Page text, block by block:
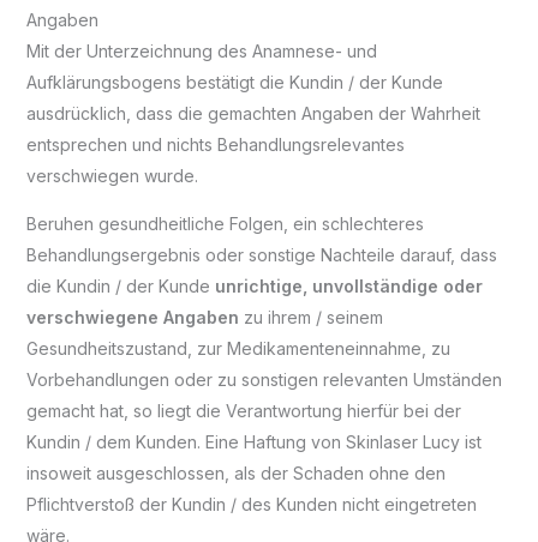
Angaben
Mit der Unterzeichnung des Anamnese- und
Aufklärungsbogens bestätigt die Kundin / der Kunde
ausdrücklich, dass die gemachten Angaben der Wahrheit
entsprechen und nichts Behandlungsrelevantes
verschwiegen wurde.
Beruhen gesundheitliche Folgen, ein schlechteres
Behandlungsergebnis oder sonstige Nachteile darauf, dass
die Kundin / der Kunde unrichtige, unvollständige oder
verschwiegene Angaben zu ihrem / seinem
Gesundheitszustand, zur Medikamenteneinnahme, zu
Vorbehandlungen oder zu sonstigen relevanten Umständen
gemacht hat, so liegt die Verantwortung hierfür bei der
Kundin / dem Kunden. Eine Haftung von Skinlaser Lucy ist
insoweit ausgeschlossen, als der Schaden ohne den
Pflichtverstoß der Kundin / des Kunden nicht eingetreten
wäre.